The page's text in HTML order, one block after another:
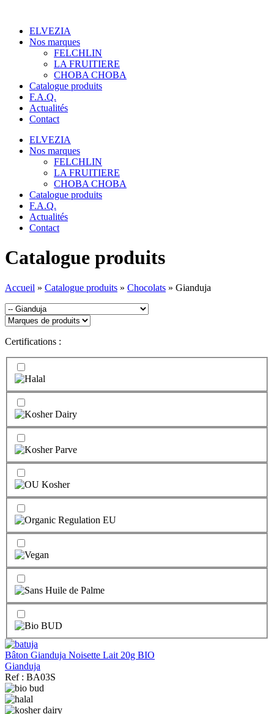
contenuELVEZIA
Nos marques
FELCHLIN
LA FRUITIERE
CHOBA CHOBA
Catalogue produits
F.A.Q.
Actualités
Contact
ELVEZIA
Nos marques
FELCHLIN
LA FRUITIERE
CHOBA CHOBA
Catalogue produits
F.A.Q.
Actualités
Contact
Catalogue produits
Accueil » Catalogue produits » Chocolats » Gianduja
Certifications :
Bâton Gianduja Noisette Lait 20g BIO
Gianduja
Ref : BA03S